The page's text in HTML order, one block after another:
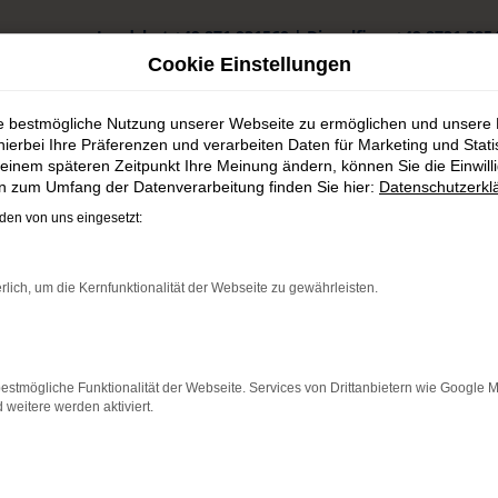
Landshut +49 871 931560|Dingolfing +49 8731
günstig kaufen
bestens motorisiert durch Dingolfing. Wir verstehen uns
Gerne lassen wir Sie bei uns vor Ort einsteigen –
Darüber hinaus erhalten Sie bei uns auch gebrauchte
das Autohaus Schneider bietet.
Cookie Einstellungen
bestmögliche Nutzung unserer Webseite zu ermöglichen und unsere
Ihre Präferenzen und verarbeiten Daten für Marketing und
späteren Zeitpunkt Ihre Meinung ändern, können Sie die
zum Umfang der Datenverarbeitung finden Sie hier:
von uns eingesetzt:
um die Kernfunktionalität der Webseite zu gewährleisten.
Funktionalität der Webseite. Services von Drittanbietern wie Google
weitere werden aktiviert.